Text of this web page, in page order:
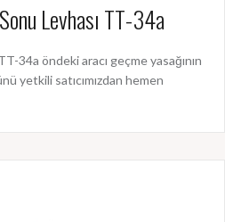
Levhası TT-34a
34a öndeki aracı geçme yasağının
yetkili satıcımızdan hemen